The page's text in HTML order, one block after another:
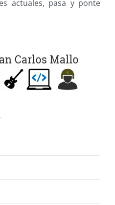
actuales, pasa y ponte